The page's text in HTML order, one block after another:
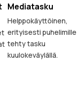
Mediatasku
Helppokäyttöinen,
erityisesti puhelimille
tehty tasku
kuulokeväylällä.